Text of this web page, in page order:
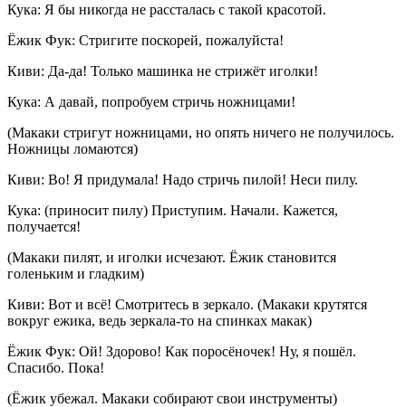
Кука: Я бы никогда не рассталась с такой красотой.
Ёжик Фук: Стригите поскорей, пожалуйста!
Киви: Да-да! Только машинка не стрижёт иголки!
Кука: А давай, попробуем стричь ножницами!
(Макаки стригут ножницами, но опять ничего не получилось.
Ножницы ломаются)
Киви: Во! Я придумала! Надо стричь пилой! Неси пилу.
Кука: (приносит пилу) Приступим. Начали. Кажется,
получается!
(Макаки пилят, и иголки исчезают. Ёжик становится
голеньким и гладким)
Киви: Вот и всё! Смотритесь в зеркало. (Макаки крутятся
вокруг ежика, ведь зеркала-то на спинках макак)
Ёжик Фук: Ой! Здорово! Как поросёночек! Ну, я пошёл.
Спасибо. Пока!
(Ёжик убежал. Макаки собирают свои инструменты)